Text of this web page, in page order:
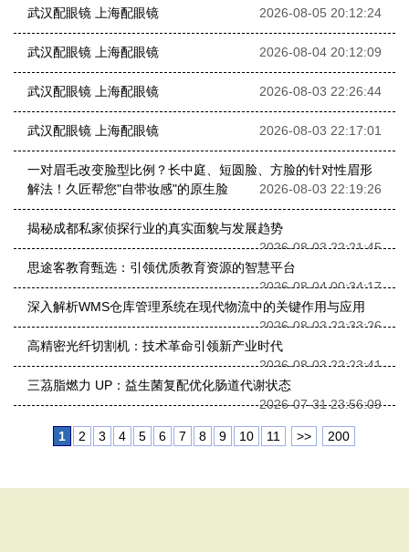
武汉配眼镜 上海配眼镜 2026-08-05 20:12:24
武汉配眼镜 上海配眼镜 2026-08-04 20:12:09
武汉配眼镜 上海配眼镜 2026-08-03 22:26:44
武汉配眼镜 上海配眼镜 2026-08-03 22:17:01
一对眉毛改变脸型比例？长中庭、短圆脸、方脸的针对性眉形
解法！久匠帮您"自带妆感"的原生脸
2026-08-03 22:19:26
揭秘成都私家侦探行业的真实面貌与发展趋势
2026-08-03 22:21:45
思途客教育甄选：引领优质教育资源的智慧平台
2026-08-04 00:34:17
深入解析WMS仓库管理系统在现代物流中的关键作用与应用
2026-08-03 22:33:26
高精密光纤切割机：技术革命引领新产业时代
2026-08-03 22:23:41
三茘脂燃力 UP：益生菌复配优化肠道代谢状态
2026-07-31 23:56:09
1 2 3 4 5 6 7 8 9 10 11 >> 200